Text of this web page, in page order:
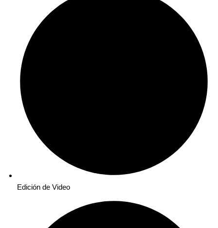
Edición de Video